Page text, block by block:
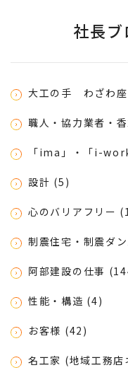
社長
大工の手 わざわ
職人・協力業者・
「ima」・「i-
設計 (5)
心のバリアフリー
制震住宅・制震ダ
阿部建設の仕事
性能・構造 (4)
お客様 (42)
名工家 (地域工務